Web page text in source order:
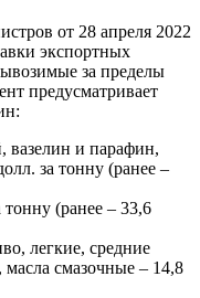
от 28 апреля 2022
экспортных
за пределы
предусматривает
вазелин и парафин,
за тонну (ранее –
(ранее – 33,6
легкие, средние
смазочные – 14,8